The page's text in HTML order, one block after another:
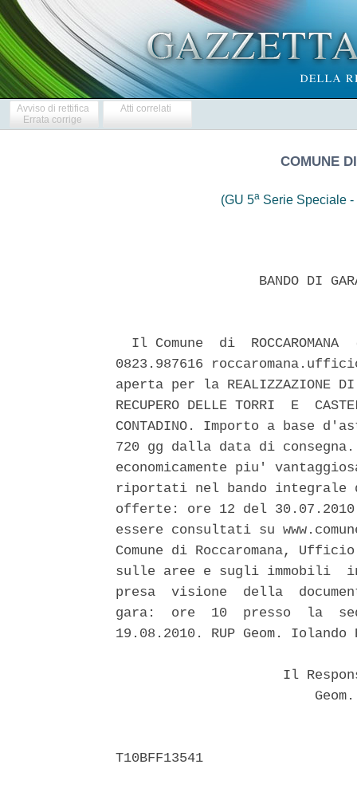
Avviso di rettifica
Errata corrige
Atti correlati
COMUNE
(GU 5aSerie Speciale -
BANDO DI
Il Comune  di  ROCCAROMANA
0823.987616
aperta per la REALIZZAZIONE DI
RECUPERO DELLE TORRI  E
CONTADINO. Importo a base
720 gg dalla data di consegna.
economicamente piu'
riportati nel bando integrale
offerte: ore 12 del
essere consultati su
Comune di Roccaromana,
sulle aree e sugli immobili
presa  visione  della
gara:  ore  10  presso  la
19.08.2010. RUP Geom.
Il